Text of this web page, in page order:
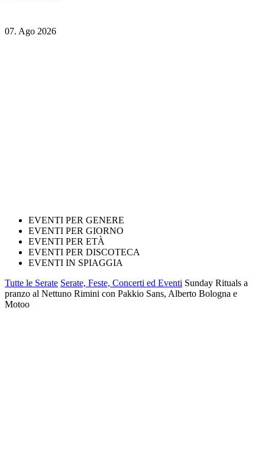
07. Ago 2026
EVENTI PER GENERE
EVENTI PER GIORNO
EVENTI PER ETÀ
EVENTI PER DISCOTECA
EVENTI IN SPIAGGIA
Tutte le Serate Serate, Feste, Concerti ed Eventi Sunday Rituals a
pranzo al Nettuno Rimini con Pakkio Sans, Alberto Bologna e
Motoo